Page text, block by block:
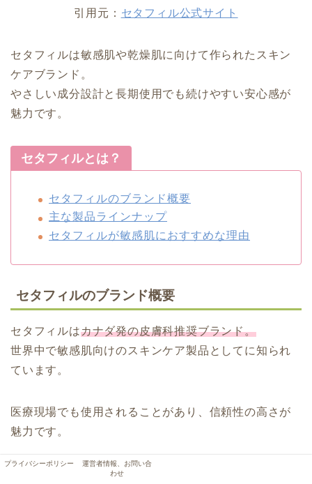
引用元： セタフィル公式サイト
セタフィルは敏感肌や乾燥肌に向けて作られたスキン
ケアブランド。
やさしい成分設計と長期使用でも続けやすい安心感が
魅力です。
セタフィルとは？
セタフィルのブランド概要
主な製品ラインナップ
セタフィルが敏感肌におすすめな理由
セタフィルのブランド概要
セタフィルはカナダ発の皮膚科推奨ブランド。
世界中で敏感肌向けのスキンケア製品としてに知られ
ています。
医療現場でも使用されることがあり、信頼性の高さが
魅力です。
特に香料や刺激になりやすい成分を避けて作られてい
プライバシーポリシー
運営者情報、お問い合
わせ